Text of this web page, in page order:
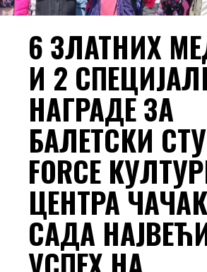
6 ЗЛАТНИХ
И 2
НАГРАДЕ ЗА
БАЛЕТСКИ
FORCE
ЦЕНТРА
САДА